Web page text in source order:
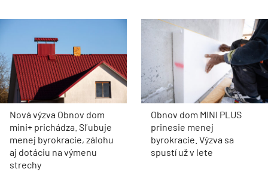
Nová výzva Obnov dom
mini+ prichádza. Sľubuje
menej byrokracie, zálohu
aj dotáciu na výmenu
strechy
Obnov dom MINI PLUS
prinesie menej
byrokracie. Výzva sa
spustí už v lete